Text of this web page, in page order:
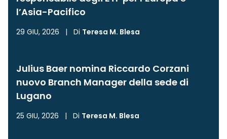
l’Asia-Pacifico
29 GIU, 2026 | Di Teresa M. Blesa
Julius Baer nomina Riccardo Corzani
nuovo Branch Manager della sede di
Lugano
25 GIU, 2026 | Di Teresa M. Blesa